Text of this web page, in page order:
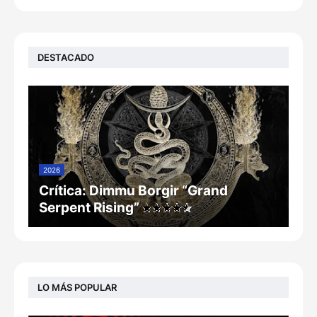
DESTACADO
2026
Crítica: Dimmu Borgir “Grand
Serpent Rising”
LO MÁS POPULAR